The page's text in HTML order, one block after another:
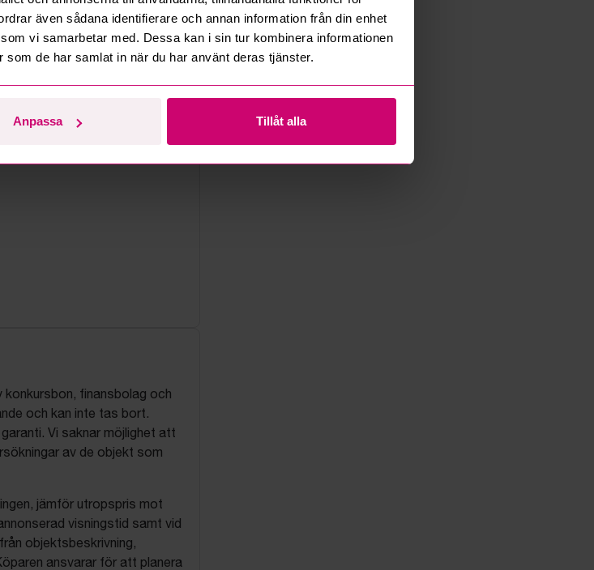
även sådana identifierare och annan information från din enhet
vi samarbetar med. Dessa kan i sin tur kombinera informationen
de har samlat in när du har använt deras tjänster.
Anpassa Tillåt alla
finansbolag och
och kan inte tas bort.
Vi saknar möjlighet att
av de objekt som
jämför utropspris mot
visningstid samt vid
objektsbeskrivning,
ansvarar för att planera